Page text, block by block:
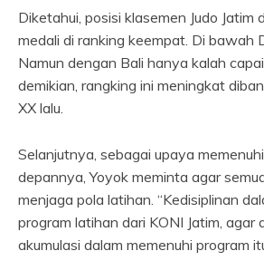
Diketahui, posisi klasemen Judo Jatim
medali di ranking keempat. Di bawah
Namun dengan Bali hanya kalah
demikian, rangking ini meningkat
XX lalu.
Selanjutnya, sebagai upaya
depannya, Yoyok meminta agar
menjaga pola latihan. “Kedisiplinan
program latihan dari KONI Jatim, agar
akumulasi dalam memenuhi program